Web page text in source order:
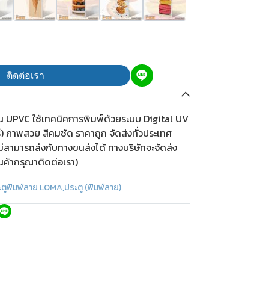
ติดต่อเรา
UPVC ใช้เทคนิคการพิมพ์ด้วยระบบ Digital UV
ภาพสวย สีคมชัด ราคาถูก จัดส่งทั่วประเทศ
ามารถส่งกับทางขนส่งได้ ทางบริษัทจะจัดส่ง
ค้ากรุณาติดต่อเรา)
ตูพิมพ์ลาย LOMA,ประตู (พิมพ์ลาย)